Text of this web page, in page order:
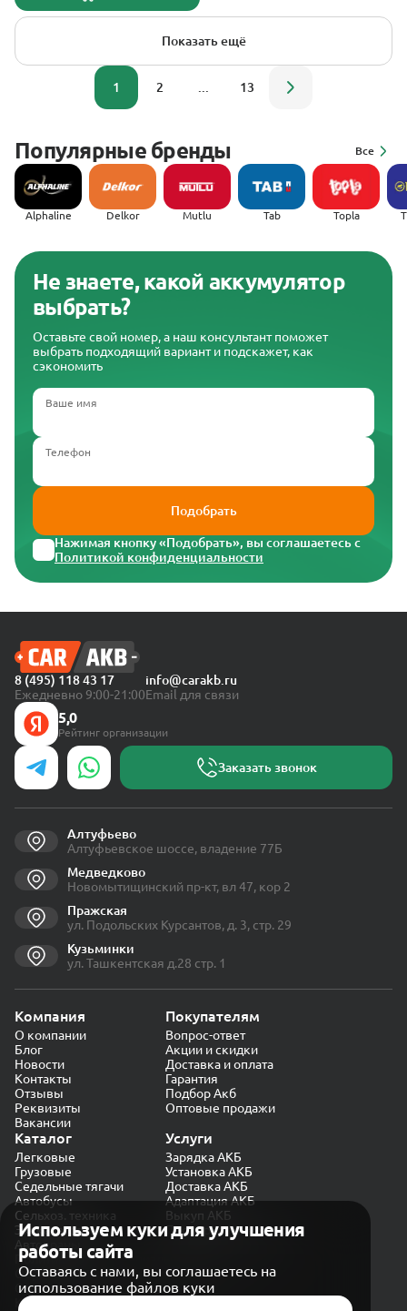
Показать ещё
1 2 13
Популярные бренды Все
Alphaline Delkor Mutlu Tab Topla
Не знаете, какой аккумулятор
выбрать?
Оставьте свой номер, а наш консультант поможет
выбрать подходящий вариант и подскажет, как
сэкономить
Ваше имя
Телефон
Подобрать
Нажимая кнопку «Подобрать», вы соглашаетесь с
Политикой конфиденциальности
Используем куки для улучшения
работы сайта
Оставаясь с нами, вы соглашаетесь на
использование файлов куки
8 (495) 118 43 17
Ежедневно 9:00-21:00
info@carakb.ru
Email для связи
5,0
Рейтинг организации
Заказать звонок
Алтуфьево
Алтуфьевское шоссе, владение 77Б
Медведково
Новомытищинский пр-кт, вл 47, кор 2
Пражская
ул. Подольских Курсантов, д. 3, стр. 29
Кузьминки
ул. Ташкентская д.28 стр. 1
Компания
О компании
Блог
Новости
Контакты
Отзывы
Реквизиты
Вакансии
Покупателям
Вопрос-ответ
Акции и скидки
Доставка и оплата
Гарантия
Подбор Акб
Оптовые продажи
Каталог
Легковые
Грузовые
Седельные тягачи
Автобусы
Сельхоз. техника
Экскаваторы
Автокраны
Услуги
Зарядка АКБ
Установка АКБ
Доставка АКБ
Адаптация АКБ
Выкуп АКБ
Проверка генератора
Политика конфиденциальности
Обработка персональных данных
Согласие на обработку в «Яндекс.Метрика»
Карта сайта